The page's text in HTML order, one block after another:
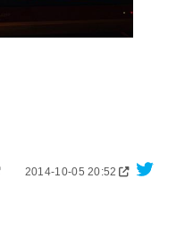
2014-10-05 20:52